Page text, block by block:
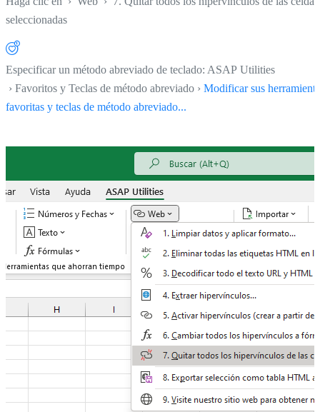
seleccionadas
Especificar un método abreviado de teclado: ASAP Utilities
› Favoritos y Teclas de método abreviado › Modificar sus
favoritas y teclas de método abreviado...